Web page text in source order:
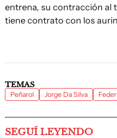
entrena, su contracción al
tiene contrato con los
TEMAS
Peñarol Jorge Da Silva
SEGUÍ LEYENDO